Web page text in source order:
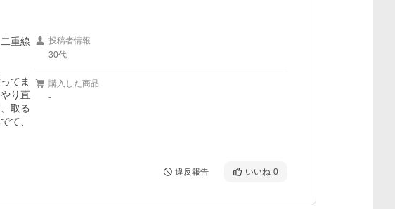
重線
てま
り直
取る
て、
投稿者情報
30代
購入した商品
-
違反報告 いいね 0